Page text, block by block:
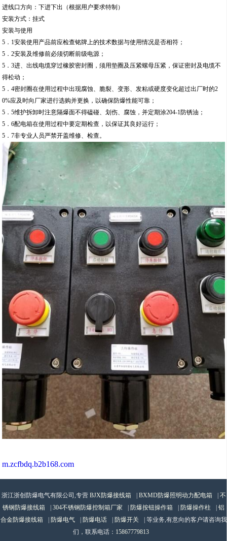
进线口方向：下进下出（根据用户要求特制）
安装方式：挂式
安装与使用
5．1安装使用产品前应检查铭牌上的技术数据与使用情况是否相符；
5．2安装及维修前必须切断前级电源；
5．3进、出线电缆穿过橡胶密封圈，须用垫圈及压紧螺母压紧，保证密封及电缆不
得松动；
5．4密封圈在使用过程中出现腐蚀、脆裂、变形、发粘或硬度变化超过出厂时的2
0%应及时向厂家进行选购并更换，以确保防爆性能可靠；
5．5维护拆卸时注意隔爆面不得磕碰、划伤、腐蚀，并定期涂204-1防锈油；
5．6配电箱在使用过程中要定期检查，以保证其良好运行；
5．7非专业人员严禁开盖维修、检查。
m.zcfbdq.b2b168.com
浙江浙创防爆电气有限公司,专营 BJX防爆接线箱 | BXMD防爆照明动力配电箱 | 不
锈钢防爆接线箱
| 304不锈钢防爆控制箱厂家 | 防爆按钮操作箱 | 防爆操作柱 | 铝
合金防爆接线箱
| 防爆电气 | 防爆电话 | 防爆开关
| 等业务,有意向的客户请咨询我
们，联系电话： 15867779813